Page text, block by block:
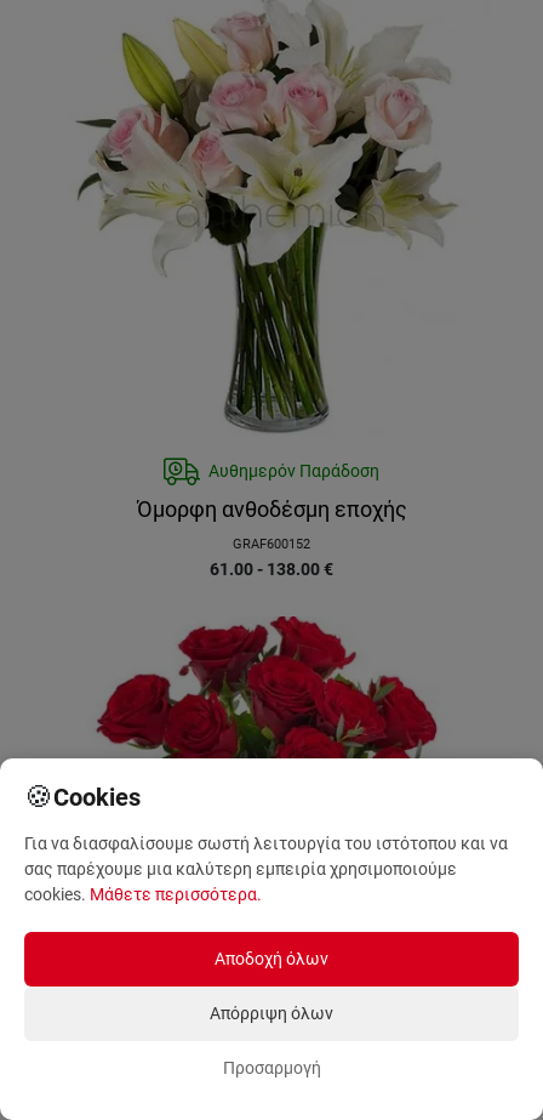
Αυθημερόν Παράδοση
Όμορφη ανθοδέσμη εποχής
GRAF600152
61.00 - 138.00€
🍪Cookies
Για να διασφαλίσουμε σωστή λειτουργία του ιστότοπου και να
σας παρέχουμε μια καλύτερη εμπειρία χρησιμοποιούμε
cookies. Μάθετε περισσότερα.
Αποδοχή όλων
Απόρριψη όλων
Προσαρμογή